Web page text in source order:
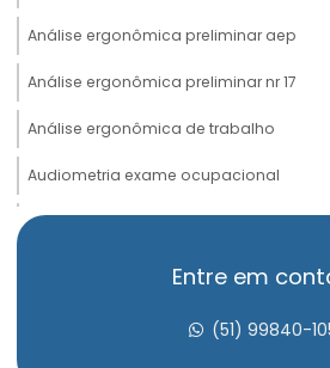
Análise ergonômica preliminar aep
Análise ergonômica preliminar nr 17
Análise ergonômica de trabalho
Audiometria exame ocupacional
Avaliação de insalubridade
Avaliação psicossocial admissional
Entre em
(51) 99840-